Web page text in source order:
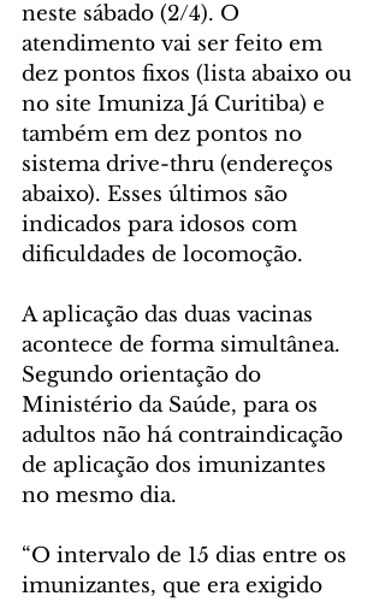
neste sábado (2/4). O
atendimento vai ser feito em
dez pontos fixos (lista abaixo ou
no site Imuniza Já Curitiba) e
também em dez pontos no
sistema drive-thru (endereços
abaixo). Esses últimos são
indicados para idosos com
dificuldades de locomoção.
A aplicação das duas vacinas
acontece de forma simultânea.
Segundo orientação do
Ministério da Saúde, para os
adultos não há contraindicação
de aplicação dos imunizantes
no mesmo dia.
“O intervalo de 15 dias entre os
imunizantes, que era exigido